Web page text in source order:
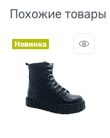
Похожие товары
Новинка